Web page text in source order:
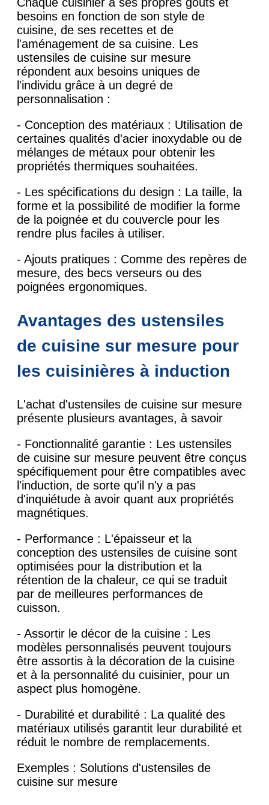
Chaque cuisinier a ses propres goûts et
besoins en fonction de son style de
cuisine, de ses recettes et de
l'aménagement de sa cuisine. Les
ustensiles de cuisine sur mesure
répondent aux besoins uniques de
l'individu grâce à un degré de
personnalisation :
- Conception des matériaux : Utilisation de
certaines qualités d'acier inoxydable ou de
mélanges de métaux pour obtenir les
propriétés thermiques souhaitées.
- Les spécifications du design : La taille, la
forme et la possibilité de modifier la forme
de la poignée et du couvercle pour les
rendre plus faciles à utiliser.
- Ajouts pratiques : Comme des repères de
mesure, des becs verseurs ou des
poignées ergonomiques.
Avantages des ustensiles
de cuisine sur mesure pour
les cuisinières à induction
L'achat d'ustensiles de cuisine sur mesure
présente plusieurs avantages, à savoir
- Fonctionnalité garantie : Les ustensiles
de cuisine sur mesure peuvent être conçus
spécifiquement pour être compatibles avec
l'induction, de sorte qu'il n'y a pas
d'inquiétude à avoir quant aux propriétés
magnétiques.
- Performance : L'épaisseur et la
conception des ustensiles de cuisine sont
optimisées pour la distribution et la
rétention de la chaleur, ce qui se traduit
par de meilleures performances de
cuisson.
- Assortir le décor de la cuisine : Les
modèles personnalisés peuvent toujours
être assortis à la décoration de la cuisine
et à la personnalité du cuisinier, pour un
aspect plus homogène.
- Durabilité et durabilité : La qualité des
matériaux utilisés garantit leur durabilité et
réduit le nombre de remplacements.
Exemples : Solutions d'ustensiles de
cuisine sur mesure